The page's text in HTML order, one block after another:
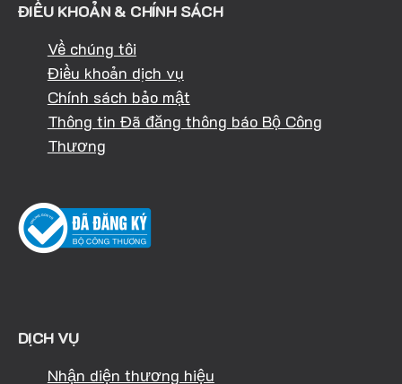
ĐIỀU KHOẢN & CHÍNH SÁCH
Về chúng tôi
Điều khoản dịch vụ
Chính sách bảo mật
Thông tin Đã đăng thông báo Bộ Công
Thương
DỊCH VỤ
Nhận diện thương hiệu